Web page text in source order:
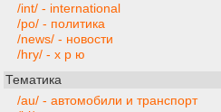
/int/ - international
/po/ - политика
/news/ - новости
/hry/ - х р ю
Тематика
/au/ - автомобили и транспорт